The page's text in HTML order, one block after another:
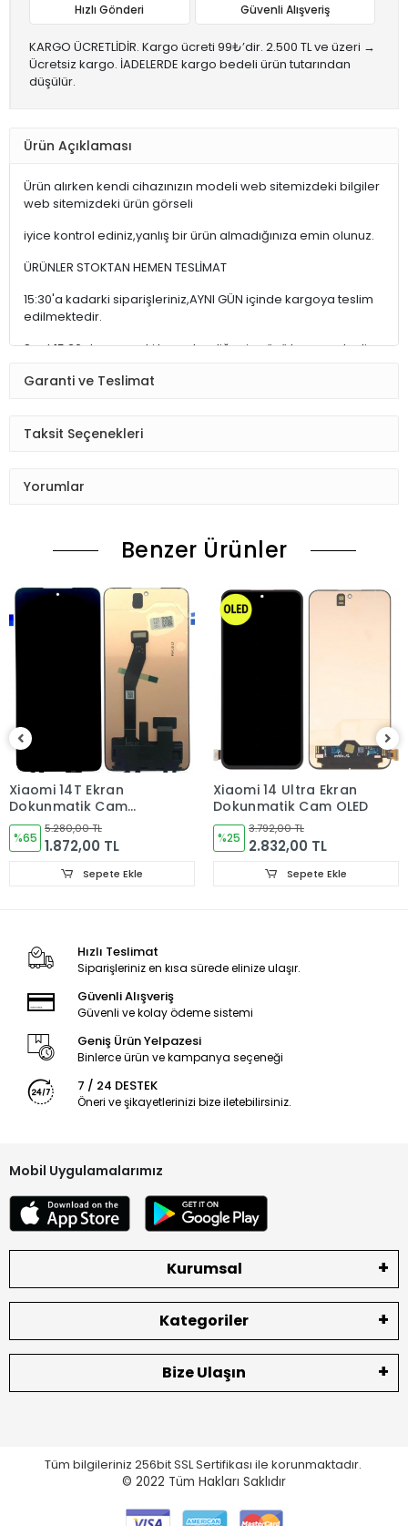
Hızlı Gönderi Güvenli Alışveriş
KARGO ÜCRETLİDİR. Kargo ücreti 99₺’dir. 2.500 TL ve üzeri →
Ücretsiz kargo. İADELERDE kargo bedeli ürün tutarından
düşülür.
Ürün Açıklaması
Ürün alırken kendi cihazınızın modeli web sitemizdeki bilgiler
web sitemizdeki ürün görseli
iyice kontrol ediniz,yanlış bir ürün almadığınıza emin olunuz.
ÜRÜNLER STOKTAN HEMEN TESLİMAT
15:30'a kadarki siparişleriniz,AYNI GÜN içinde kargoya teslim
edilmektedir.
Saat 15:30 dan sonraki kargolar,diğer iş günü kargoya teslim
Siparişiniz kontrol ediniz.Telefon adres email gibi yanlışlık
düzenlenmesini isteyiniz.
Sizinle irtibata gecektir.
ekranı dışardan deneyiniz.) halde test ediniz.Sorun cıkarsa
Sorun yoksa Montajına Başlayın Sorumluluk Size aittir.
Montajı yapılmış,yapıştırılmış,kullanılmış ürünlerin iade ve
değişimi yoktur.
Ürün Değişimlerinde KARGO bedeli Bize aittir.Ürün
iadelerinde Kargo Bedelleri Müşteriye yansıtılır.
Ürün Değişimler "Garanti ve iade" Kısmını takip ediniz.
Ekran Türü ÇITASIZ
Garanti ve Teslimat
Taksit Seçenekleri
Yorumlar
Benzer Ürünler
Xiaomi 14T Ekran
Dokunmatik Cam
ORJINAL
%65
5.280,00 TL
1.872,00 TL
Sepete Ekle
Xiaomi 14 Ultra Ekran
Dokunmatik Cam OLED
%25
3.792,00 TL
2.832,00 TL
Sepete Ekle
Hızlı Teslimat
Siparişleriniz en kısa sürede elinize ulaşır.
Güvenli Alışveriş
Güvenli ve kolay ödeme sistemi
Geniş Ürün Yelpazesi
Binlerce ürün ve kampanya seçeneği
7 / 24 DESTEK
Öneri ve şikayetlerinizi bize iletebilirsiniz.
Mobil Uygulamalarımız
Kurumsal
Kategoriler
Bize Ulaşın
Tüm bilgileriniz 256bit SSL Sertifikası ile korunmaktadır.
© 2022 Tüm Hakları Saklıdır